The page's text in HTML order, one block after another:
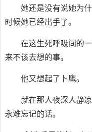
她还是没有说她为
时候她已经出手了。
在这生死呼吸间的
来不该去想的事。
他又想起了卜鹰。
就在那人夜深人静
永难忘记的话。